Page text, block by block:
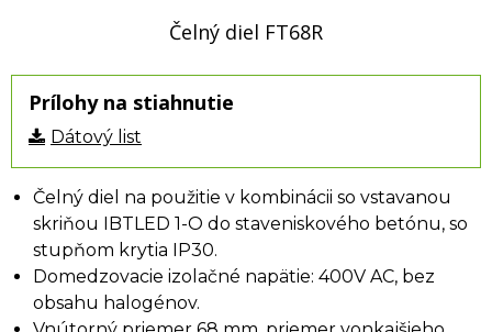
Čelný diel FT68R
Prílohy na stiahnutie
Dátový list
Čelný diel na použitie v kombinácii so vstavanou
skriňou IBTLED 1-O do staveniskového betónu, so
stupňom krytia IP30.
Domedzovacie izolačné napätie: 400V AC, bez
obsahu halogénov.